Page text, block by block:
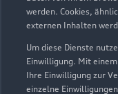
werden. Cookies,
externen Inhalten
Um diese Dienste
Einwilligung. Mit
Ihre Einwilligung zur
einzelne
Öffnungszeiten
Vereinbarung; 24-